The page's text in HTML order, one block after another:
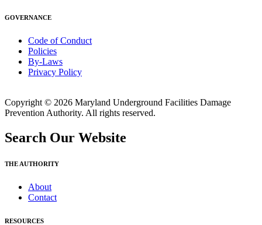
GOVERNANCE
Code of Conduct
Policies
By-Laws
Privacy Policy
Copyright © 2026 Maryland Underground Facilities Damage
Prevention Authority. All rights reserved.
Search Our Website
THE AUTHORITY
About
Contact
RESOURCES